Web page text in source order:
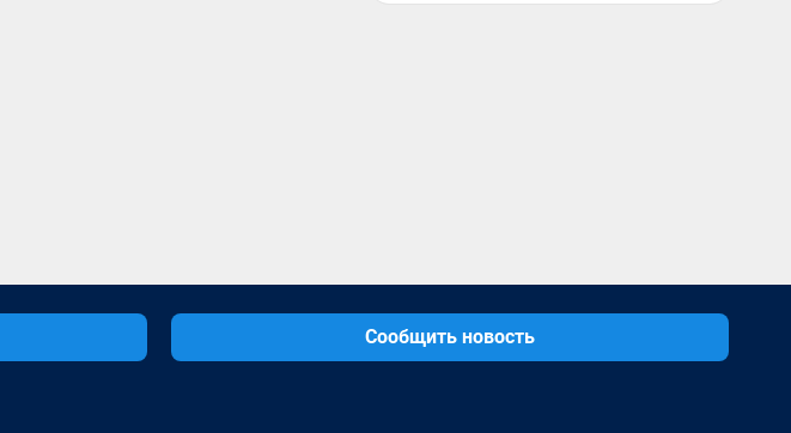
Сообщить новость